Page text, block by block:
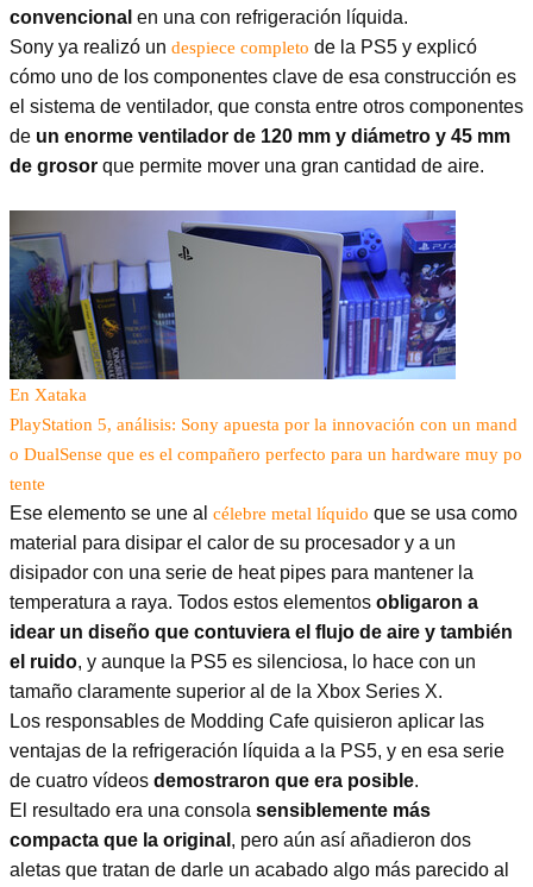
convencional en una con refrigeración líquida.
Sony ya realizó un despiece completo de la PS5 y explicó
cómo uno de los componentes clave de esa construcción es
el sistema de ventilador, que consta entre otros componentes
de un enorme ventilador de 120 mm y diámetro y 45 mm
de grosor que permite mover una gran cantidad de aire.
En Xataka
PlayStation 5, análisis: Sony apuesta por la innovación con un mand
o DualSense que es el compañero perfecto para un hardware muy po
tente
Ese elemento se une al célebre metal líquido que se usa como
material para disipar el calor de su procesador y a un
disipador con una serie de heat pipes para mantener la
temperatura a raya. Todos estos elementos obligaron a
idear un diseño que contuviera el flujo de aire y también
el ruido, y aunque la PS5 es silenciosa, lo hace con un
tamaño claramente superior al de la Xbox Series X.
Los responsables de Modding Cafe quisieron aplicar las
ventajas de la refrigeración líquida a la PS5, y en esa serie
de cuatro vídeos demostraron que era posible.
El resultado era una consola sensiblemente más
compacta que la original , pero aún así añadieron dos
aletas que tratan de darle un acabado algo más parecido al